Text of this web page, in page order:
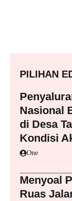
PILIHAN
Nasional
di Desa
Kondisi
One
Menyoal
Ruas